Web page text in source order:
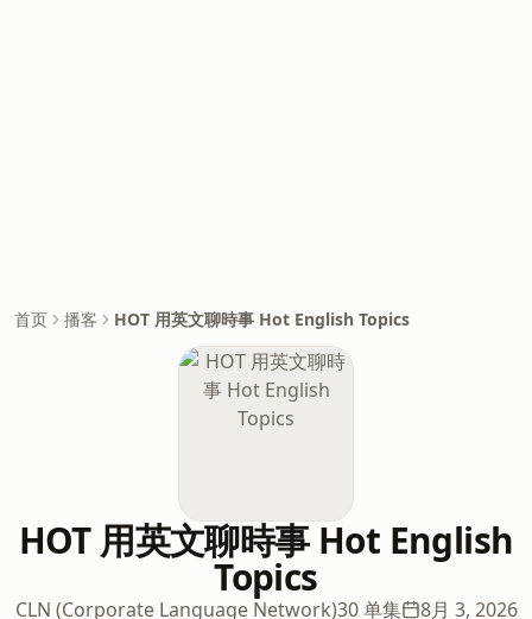
首页 播客 HOT 用英文聊時事 Hot English Topics
HOT 用英文聊時事 Hot English
Topics
CLN (Corporate Language Network)30 单集 8月 3, 2026